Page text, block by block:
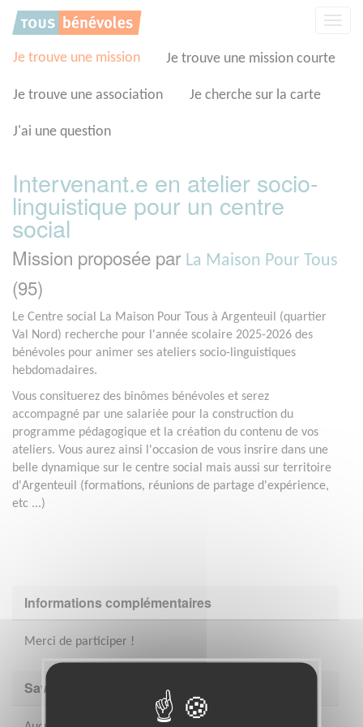
Je trouve une mission Je trouve une mission courte
Je trouve une association Je cherche sur la carte
J'ai une question
Intervenant.e en atelier socio-
linguistique pour un centre
social
Mission proposée par La Maison Pour Tous
(95)
Le Centre social La Maison Pour Tous à Argenteuil (quartier
Val Nord) recherche pour l'année scolaire 2025-2026 des
bénévoles pour animer ses ateliers socio-linguistiques
hebdomadaires.
Vous consituerez des binômes bénévoles et serez
accompagné par une salariée pour la construction du
programme pédagogique et la création du contenu de vos
ateliers. Vous aurez ainsi l'occasion de vous insrire dans une
belle dynamique sur le centre social mais aussi sur territoire
d'Argenteuil (formations, réunions de partage d'expérience,
etc ...)
Informations complémentaires
Merci de participer !
Savoir être & compétences
Panneau de gestion des cookies